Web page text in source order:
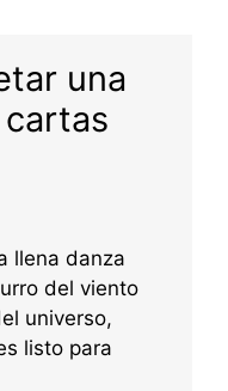
una
llena danza
del viento
universo,
listo para